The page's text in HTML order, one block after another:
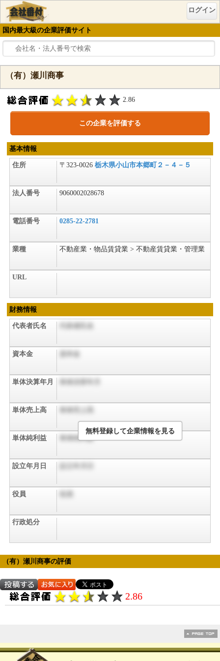
ログイン
国内最大級の企業評価サイト
（有）瀬川商事
2.86
この企業を評価する
基本情報
住所 〒323-0026 栃木県小山市本郷町２－４－５
法人番号 9060002028678
電話番号 0285-22-2781
業種 不動産業・物品賃貸業 > 不動産賃貸業・管理業
URL
財務情報
代表者氏名
資本金
単体決算年月
単体売上高
単体純利益 単体純利益
設立年月日
役員
行政処分
無料登録して企業情報を見る
（有）瀬川商事の評価
2.86